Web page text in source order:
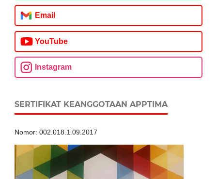
Email
YouTube
Instagram
SERTIFIKAT KEANGGOTAAN APPTIMA
Nomor: 002.018.1.09.2017